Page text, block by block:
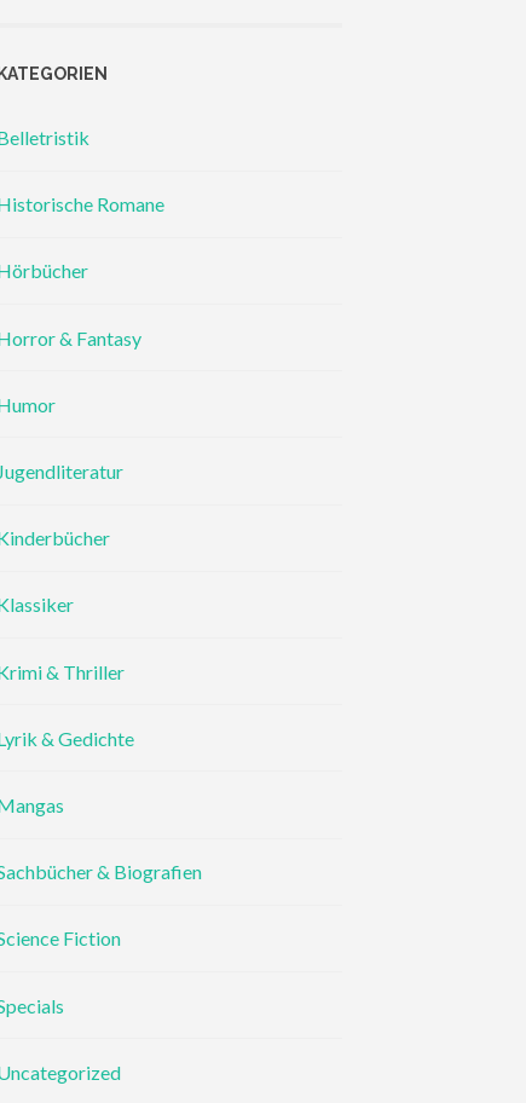
KATEGORIEN
Romane
& Fantasy
Jugendliteratur
& Thriller
& Gedichte
& Biografien
Fiction